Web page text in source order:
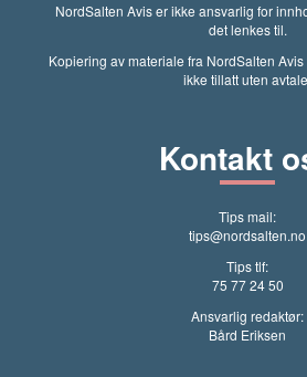
NordSalten Avis er ikke ansvarlig for
det lenkes til.
Kopiering av materiale fra NordSalten
ikke tillatt uten
Kontakt
Tips mail:
tips@nordsalten.no
Tips tlf:
75 77 24 50
Ansvarlig redaktør:
Bård Eriksen